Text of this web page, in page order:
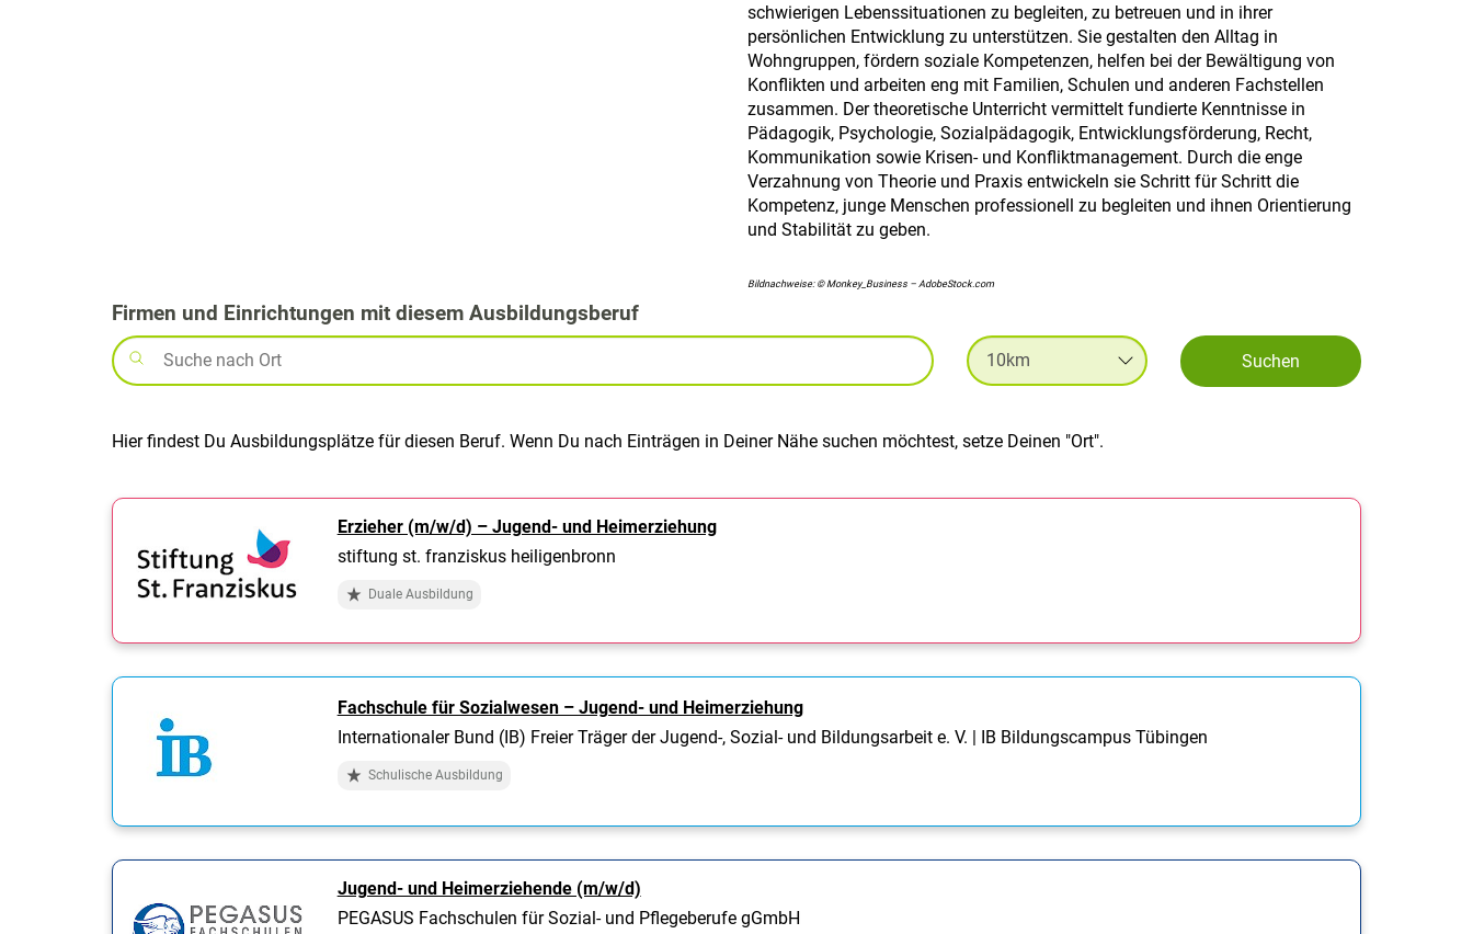
schwierigen Lebenssituationen zu begleiten, zu betreuen und in ihrer
persönlichen Entwicklung zu unterstützen. Sie gestalten den Alltag in
Wohngruppen, fördern soziale Kompetenzen, helfen bei der Bewältigung von
Konflikten und arbeiten eng mit Familien, Schulen und anderen Fachstellen
zusammen. Der theoretische Unterricht vermittelt fundierte Kenntnisse in
Pädagogik, Psychologie, Sozialpädagogik, Entwicklungsförderung, Recht,
Kommunikation sowie Krisen- und Konfliktmanagement. Durch die enge
Verzahnung von Theorie und Praxis entwickeln sie Schritt für Schritt die
Kompetenz, junge Menschen professionell zu begleiten und ihnen Orientierung
und Stabilität zu geben.
Bildnachweise: © Monkey_Business – AdobeStock.com
Firmen und Einrichtungen mit diesem Ausbildungsberuf
Suchen
Hier findest Du Ausbildungsplätze für diesen Beruf. Wenn Du nach Einträgen in Deiner Nähe suchen möchtest, setze Deinen "Ort".
Erzieher (m/w/d) – Jugend- und Heimerziehung
stiftung st. franziskus heiligenbronn
Duale Ausbildung
Fachschule für Sozialwesen – Jugend- und Heimerziehung
Internationaler Bund (IB) Freier Träger der Jugend-, Sozial- und Bildungsarbeit e. V. | IB Bildungscampus Tübingen
Schulische Ausbildung
Jugend- und Heimerziehende (m/w/d)
PEGASUS Fachschulen für Sozial- und Pflegeberufe gGmbH